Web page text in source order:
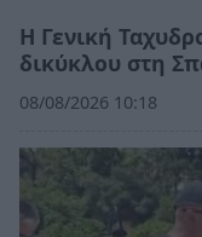
Η Γενική
δικύκλου στη
08/08/2026 10:18